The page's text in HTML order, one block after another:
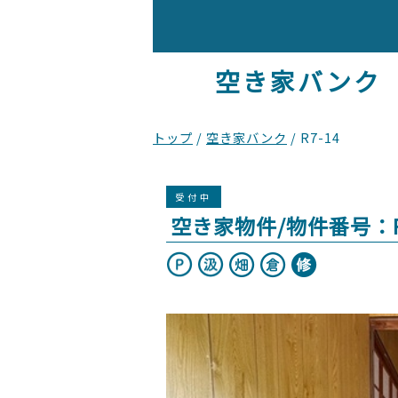
空き家バンク
現
置：
トップ / 空き家バンク / R7-14
受付中
空き家物件/物件番号